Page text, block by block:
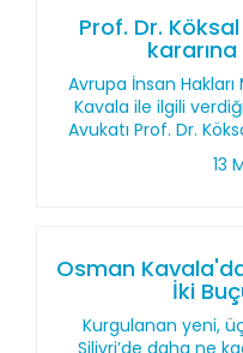
Prof. Dr.
Avrupa İnsan
Kavala ile ilgili
Avukatı Prof. Dr.
13
Osman
İki
Kurgulanan yeni,
Silivri’de daha ne